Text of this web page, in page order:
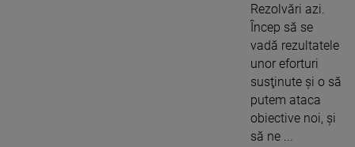
Rezolvări azi.
Încep să se
vadă rezultatele
unor eforturi
susţinute şi o să
putem ataca
obiective noi, şi
să ne ...